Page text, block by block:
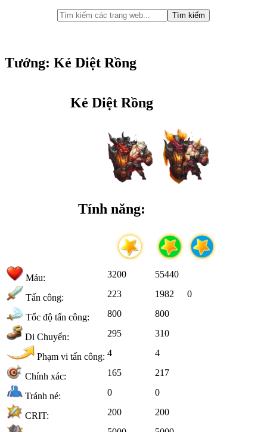
Tướng: Kẻ Diệt Rồng
Kẻ Diệt Rồng
Tính năng:
Máu: 3200 55440
Tấn công: 223 1982 0
Tốc độ tấn công: 800 800
Di Chuyển: 295 310
Phạm vi tấn công: 4 4
Chính xác: 165 217
Tránh né: 0 0
CRIT: 200 200